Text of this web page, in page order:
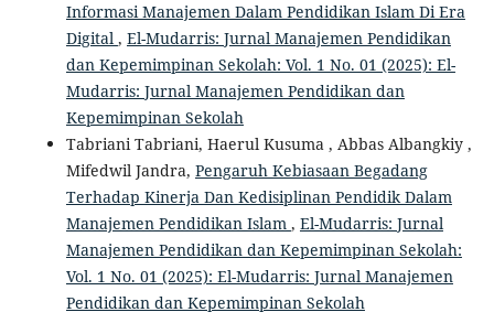
Informasi Manajemen Dalam Pendidikan Islam Di Era
Digital , El-Mudarris: Jurnal Manajemen Pendidikan
dan Kepemimpinan Sekolah: Vol. 1 No. 01 (2025): El-
Mudarris: Jurnal Manajemen Pendidikan dan
Kepemimpinan Sekolah
Tabriani Tabriani, Haerul Kusuma , Abbas Albangkiy ,
Mifedwil Jandra, Pengaruh Kebiasaan Begadang
Terhadap Kinerja Dan Kedisiplinan Pendidik Dalam
Manajemen Pendidikan Islam , El-Mudarris: Jurnal
Manajemen Pendidikan dan Kepemimpinan Sekolah:
Vol. 1 No. 01 (2025): El-Mudarris: Jurnal Manajemen
Pendidikan dan Kepemimpinan Sekolah